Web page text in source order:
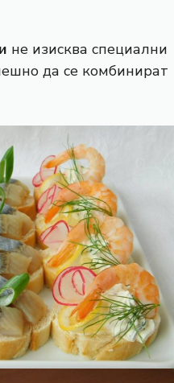
не изисква специални
да се комбинират